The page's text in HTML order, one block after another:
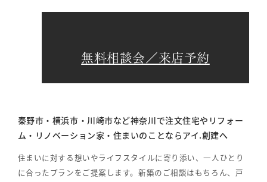
無料相談会／来店予約
秦野市・横浜市・川崎市など神奈川で注文住宅やリフォー
ム・リノベーション家・住まいのことならアイ.創建へ
住まいに対する想いやライフスタイルに寄り添い、一人ひとり
に合ったプランをご提案します。新築のご相談はもちろん、戸